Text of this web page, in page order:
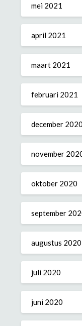
mei 2021
april 2021
maart 2021
februari 2021
december 2020
november
oktober 2020
september
augustus 2020
juli 2020
juni 2020